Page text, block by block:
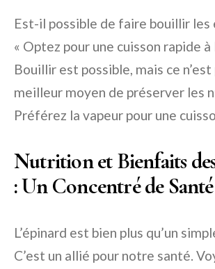
Est-il possible de faire bouillir les
« Optez pour une cuisson rapide à
Bouillir est possible, mais ce n’est
meilleur moyen de préserver les
Préférez la vapeur pour une
Nutrition et Bienfaits
: Un Concentré de Santé
L’épinard est bien plus qu’un
C’est un allié pour notre santé.